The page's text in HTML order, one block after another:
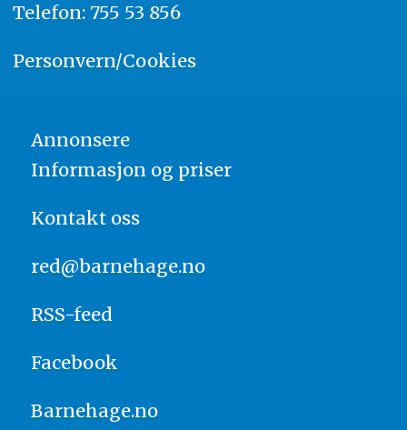
Telefon: 755 53 856
Personvern/Cookies
Annonsere
Informasjon og priser
Kontakt oss
red@barnehage.no
RSS-feed
Facebook
Barnehage.no